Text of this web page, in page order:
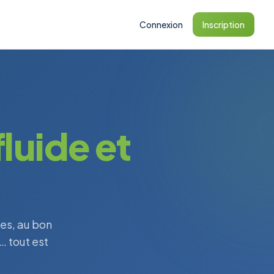
Connexion Inscription
et
au bon
tout est